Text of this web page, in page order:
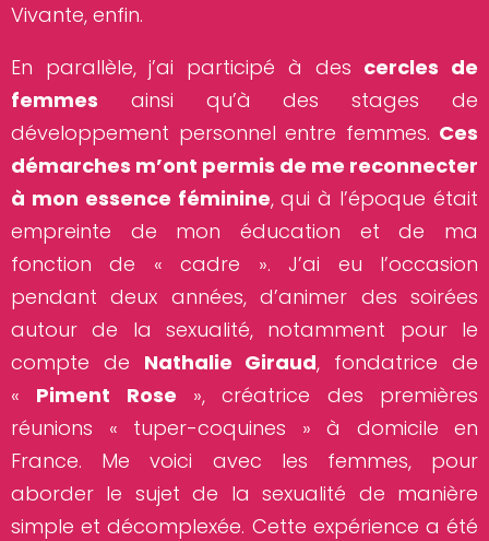
Vivante, enfin.
En parallèle, j’ai participé à des cercles de
femmes ainsi qu’à des stages de
développement personnel entre femmes. Ces
démarches m’ont permis de me reconnecter
à mon essence féminine, qui à l’époque était
empreinte de mon éducation et de ma
fonction de « cadre ». J’ai eu l’occasion
pendant deux années, d’animer des soirées
autour de la sexualité, notamment pour le
compte de Nathalie Giraud, fondatrice de
« Piment Rose », créatrice des premières
réunions « tuper-coquines » à domicile en
France. Me voici avec les femmes, pour
aborder le sujet de la sexualité de manière
simple et décomplexée. Cette expérience a été